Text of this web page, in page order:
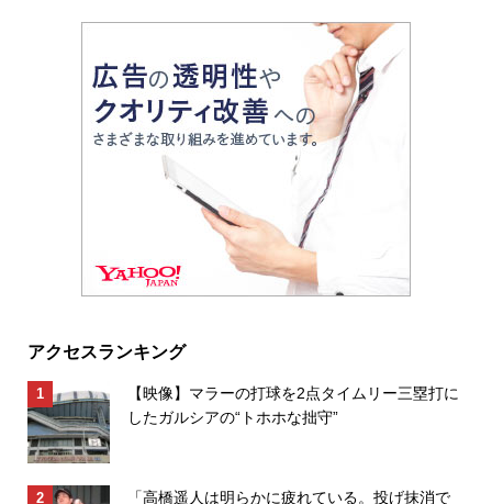
アクセスランキング
【映像】マラーの打球を2点タイムリー三塁打に
したガルシアの“トホホな拙守”
「高橋遥人は明らかに疲れている。投げ抹消で